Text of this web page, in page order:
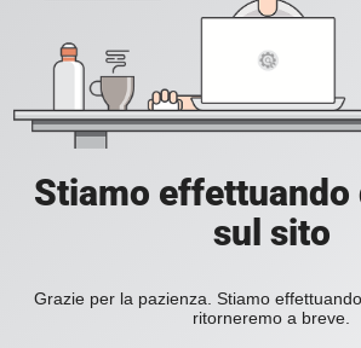
Stiamo effettuando
sul sito
Grazie per la pazienza. Stiamo
ritorneremo a breve.